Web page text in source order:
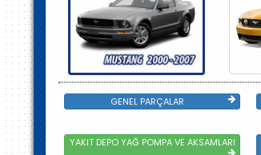
GENEL PARÇALAR
YAKIT DEPO YAĞ POMPA VE AKSAMLARI